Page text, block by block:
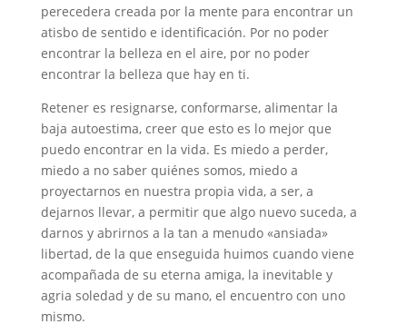
perecedera creada por la mente para encontrar un
atisbo de sentido e identificación. Por no poder
encontrar la belleza en el aire, por no poder
encontrar la belleza que hay en ti.
Retener es resignarse, conformarse, alimentar la
baja autoestima, creer que esto es lo mejor que
puedo encontrar en la vida. Es miedo a perder,
miedo a no saber quiénes somos, miedo a
proyectarnos en nuestra propia vida, a ser, a
dejarnos llevar, a permitir que algo nuevo suceda, a
darnos y abrirnos a la tan a menudo «ansiada»
libertad, de la que enseguida huimos cuando viene
acompañada de su eterna amiga, la inevitable y
agria soledad y de su mano, el encuentro con uno
mismo.